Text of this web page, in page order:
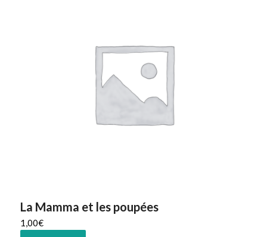
La Mamma et les poupées
1,00€